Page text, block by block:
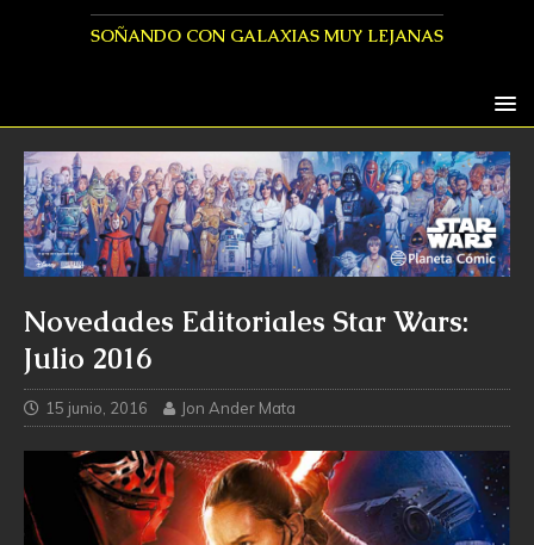
SOÑANDO CON GALAXIAS MUY LEJANAS
Novedades Editoriales Star Wars:
Julio 2016
15 junio, 2016 Jon Ander Mata